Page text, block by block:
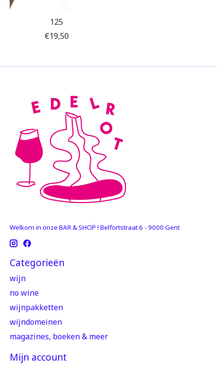
125
€19,50
Welkom in onze BAR & SHOP ! Belfortstraat 6 - 9000 Gent
Categorieën
wijn
no wine
wijnpakketten
wijndomeinen
magazines, boeken & meer
Mijn account